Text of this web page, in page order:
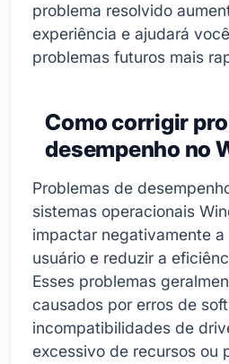
problema resolvido
experiência e ajudará
problemas futuros mais
Como corrigir
desempenho no
Problemas de
sistemas operacionais
impactar negativamente
usuário e reduzir a
Esses problemas
causados por erros de
incompatibilidades de
excessivo de recursos ou